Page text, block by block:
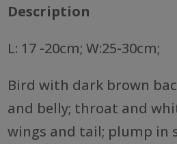
Description
L: 17 -20cm; W:25-30cm;
Bird with dark brown
and belly; throat and
wings and tail; plump in